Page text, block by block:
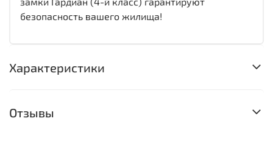
безопасность вашего жилища!
Характеристики
Отзывы